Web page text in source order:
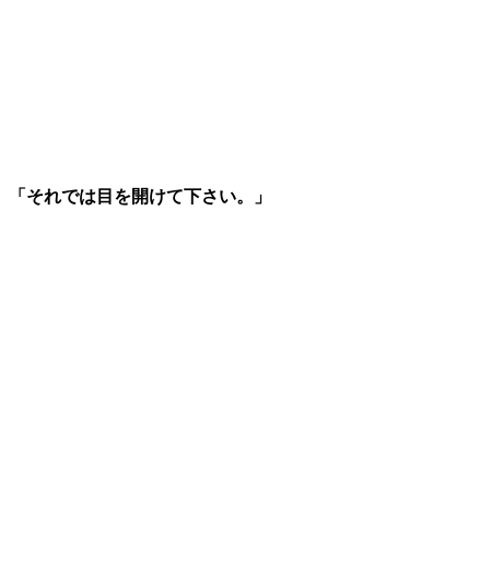
「それでは目を開けて下さい。」